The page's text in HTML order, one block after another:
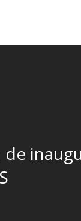
de